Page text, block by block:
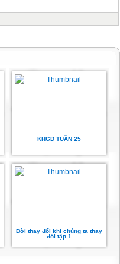
KHGD TUẦN 25
Đời thay đổi khi chúng ta thay
đổi tập 1